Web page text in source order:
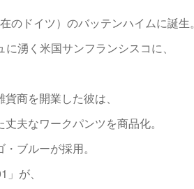
ドイツ）のバッテンハイムに誕生。
湧く米国サンフランシスコに、
商を開業した彼は、
夫なワークパンツを商品化。
ブルーが採用。
が、